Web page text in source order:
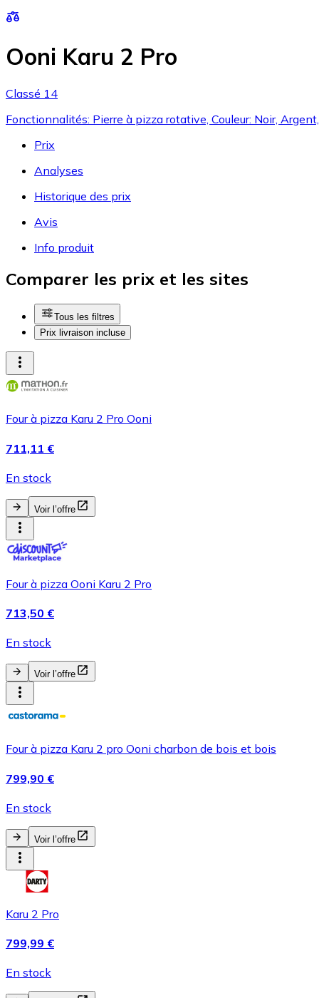
Ooni Karu 2 Pro
Classé 14
Fonctionnalités: Pierre à pizza rotative, Couleur: Noir,
Prix
Analyses
Historique des prix
Avis
Info produit
Comparer les prix et les sites
Tous les filtres
Prix livraison incluse
Four à pizza Karu 2 Pro Ooni
711,11 €
En stock
Voir l’offre
Four à pizza Ooni Karu 2 Pro
713,50 €
En stock
Voir l’offre
Four à pizza Karu 2 pro Ooni charbon de bois et bois
799,90 €
En stock
Voir l’offre
Karu 2 Pro
799,99 €
En stock